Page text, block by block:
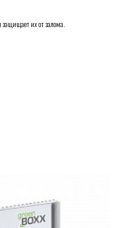
их от залома.